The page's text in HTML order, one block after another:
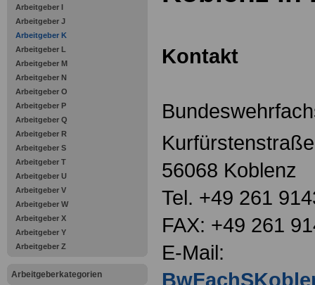
Arbeitgeber I
Arbeitgeber J
Arbeitgeber K
Arbeitgeber L
Arbeitgeber M
Arbeitgeber N
Arbeitgeber O
Arbeitgeber P
Arbeitgeber Q
Arbeitgeber R
Arbeitgeber S
Arbeitgeber T
Arbeitgeber U
Arbeitgeber V
Arbeitgeber W
Arbeitgeber X
Arbeitgeber Y
Arbeitgeber Z
Arbeitgeberkategorien
Kontakt
56068 Koblenz
Tel. +49 261
FAX: +49 261
E-Mail: